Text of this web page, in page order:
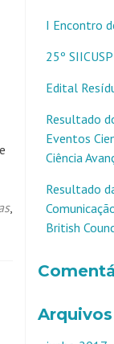
,
I Encontro
25º SIICUSP
Edital
Resultado
Eventos
Ciência
Resultado
British
Arquivos